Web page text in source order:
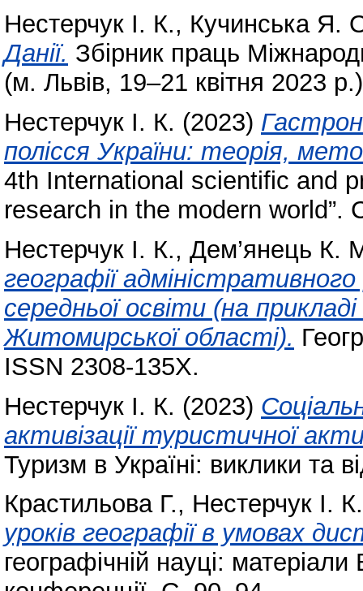
Нестерчук І. К., Кучинська Я.
Данії. Збірник праць
(м. Львів, 19‒21 квітня 2023
Нестерчук І. К. (2023)
полісся України: теорія,
4th International scientific and
research in the modern world”.
Нестерчук І. К., Дем’янець К.
географії
середньої освіти (на
Житомирської області).
ISSN 2308-135X.
Нестерчук І. К. (2023)
активізації туристичної
Туризм в Україні: виклики та
Крастильова Г., Нестерчук І. К.
уроків географії в умовах
географічній науці: